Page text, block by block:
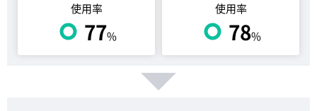
使用率
77%
使用率
78%